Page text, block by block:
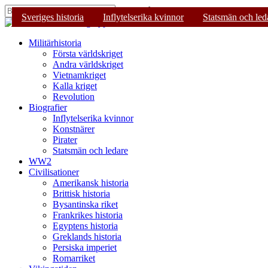
Skip
to
content
Tryck på Enter för att söka eller ESC
Stäng
Menu
Militärhistoria
Första världskriget
Andra världskriget
Vietnamkriget
Kalla kriget
Revolution
Biografier
Inflytelserika kvinnor
Konstnärer
Pirater
Statsmän och ledare
WW2
Civilisationer
Amerikansk historia
Brittisk historia
Bysantinska riket
Frankrikes historia
Egyptens historia
Greklands historia
Persiska imperiet
Romarriket
Sveriges historia Inflytelserika kvinnor
Sveriges historia Inflytelserika kvinnor Kungar och
Sveriges historia Inflytelserika kvinnor Statsmän och